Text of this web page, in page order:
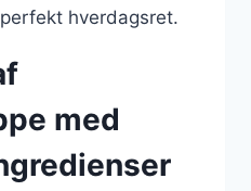
hverdagsret.
med